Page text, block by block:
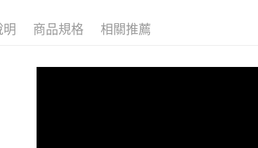
明 商品規格 相關推薦